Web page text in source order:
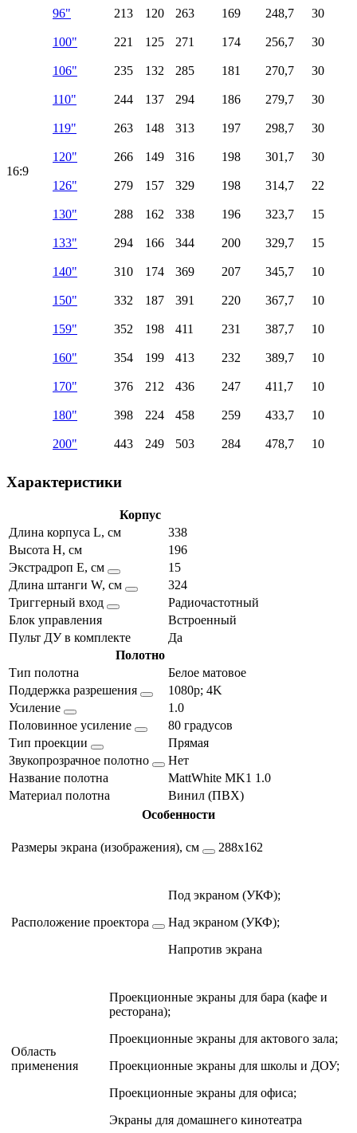
16:9
96" 213 120 263 169 248,7 30
100" 221 125 271 174 256,7 30
106" 235 132 285 181 270,7 30
110" 244 137 294 186 279,7 30
119" 263 148 313 197 298,7 30
120" 266 149 316 198 301,7 30
126" 279 157 329 198 314,7 22
130" 288 162 338 196 323,7 15
133" 294 166 344 200 329,7 15
140" 310 174 369 207 345,7 10
150" 332 187 391 220 367,7 10
159" 352 198 411 231 387,7 10
160" 354 199 413 232 389,7 10
170" 376 212 436 247 411,7 10
180" 398 224 458 259 433,7 10
200" 443 249 503 284 478,7 10
Характеристики
Корпус
Длина корпуса L, см
338
Высота H, см
196
Экстрадроп E, см
15
Длина штанги W, см
324
Триггерный вход
Радиочастотный
Блок управления
Встроенный
Пульт ДУ в комплекте
Да
Полотно
Тип полотна
Белое матовое
Поддержка разрешения
1080p; 4K
Усиление
1.0
Половинное усиление
80 градусов
Тип проекции
Прямая
Звукопрозрачное полотно
Нет
Название полотна
MattWhite MK1 1.0
Материал полотна
Винил (ПВХ)
Особенности
Размеры экрана (изображения), см 288х162
Расположение проектора
Под экраном (УКФ);
Над экраном (УКФ);
Напротив экрана
Область
применения
Проекционные экраны для бара (кафе и
ресторана);
Проекционные экраны для актового зала;
Проекционные экраны для школы и ДОУ;
Проекционные экраны для офиса;
Экраны для домашнего кинотеатра